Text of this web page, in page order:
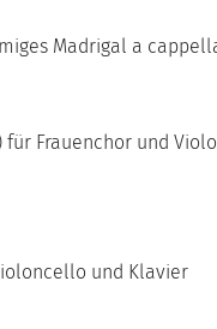
Madrigal a
für Frauenchor und
und Klavier